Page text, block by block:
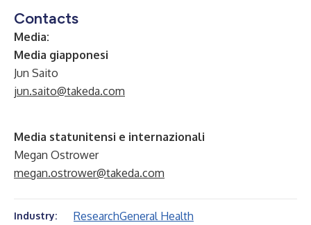
Contacts
Media:
Media giapponesi
Jun Saito
jun.saito@takeda.com
Media statunitensi e internazionali
Megan Ostrower
megan.ostrower@takeda.com
Industry: ResearchGeneral Health